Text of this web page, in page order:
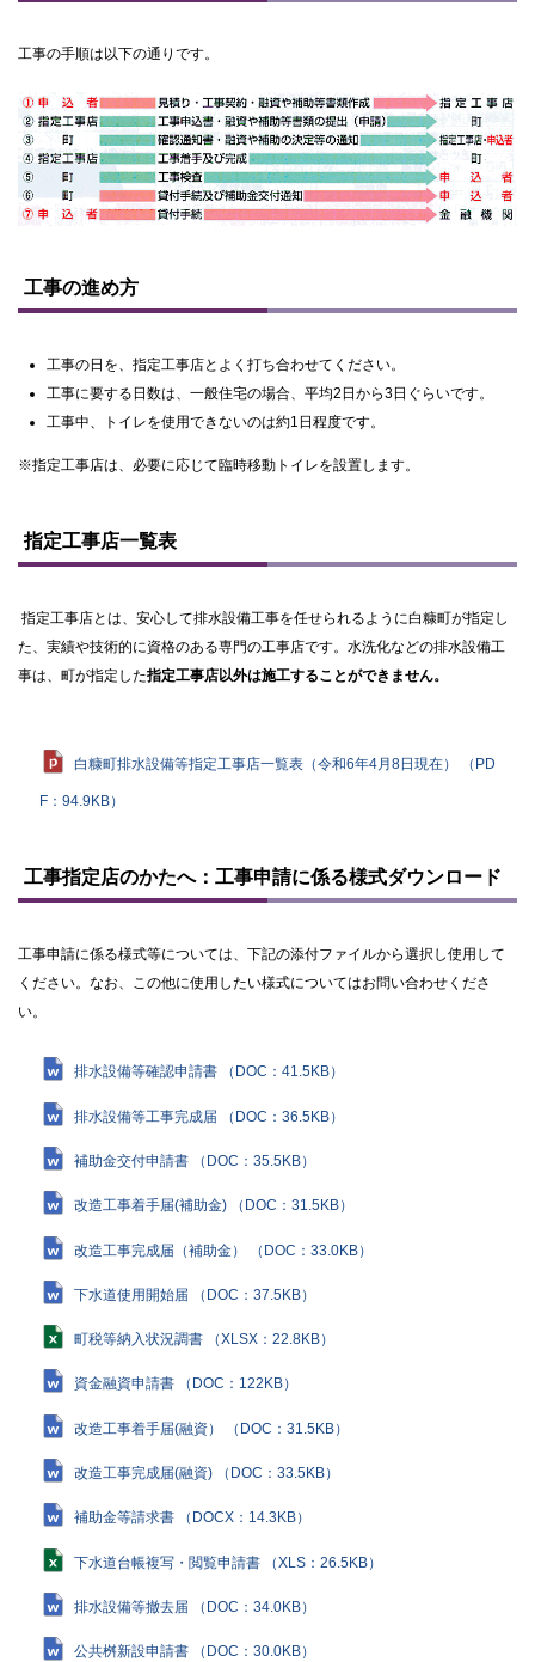
る
工事の手順は以下の通りです。
ッ
プ
る
工事の進め方
工事の日を、指定工事店とよく打ち合わせてください。
工事に要する日数は、一般住宅の場合、平均2日から3日ぐらいです。
工事中、トイレを使用できないのは約1日程度です。
※指定工事店は、必要に応じて臨時移動トイレを設置します。
ッ
プ
る
指定工事店一覧表
指定工事店とは、安心して排水設備工事を任せられるように白糠町が指定し
た、実績や技術的に資格のある専門の工事店です。水洗化などの排水設備工
事は、町が指定した指定工事店以外は施工することができません。
白糠町排水設備等指定工事店一覧表（令和6年4月8日現在） （PD
F：94.9KB）
ッ
る
工事指定店のかたへ：工事申請に係る様式ダウンロード
工事申請に係る様式等については、下記の添付ファイルから選択し使用して
ください。なお、この他に使用したい様式についてはお問い合わせくださ
い。
排水設備等確認申請書 （DOC：41.5KB）
排水設備等工事完成届 （DOC：36.5KB）
補助金交付申請書 （DOC：35.5KB）
改造工事着手届(補助金) （DOC：31.5KB）
改造工事完成届（補助金） （DOC：33.0KB）
下水道使用開始届 （DOC：37.5KB）
町税等納入状況調書 （XLSX：22.8KB）
資金融資申請書 （DOC：122KB）
改造工事着手届(融資） （DOC：31.5KB）
改造工事完成届(融資) （DOC：33.5KB）
補助金等請求書 （DOCX：14.3KB）
下水道台帳複写・閲覧申請書 （XLS：26.5KB）
排水設備等撤去届 （DOC：34.0KB）
公共桝新設申請書 （DOC：30.0KB）